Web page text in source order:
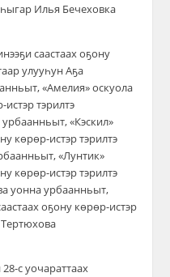
Илья Бечеховка
саастаах оҕону
улууһун Аҕа
«Амелия» оскуола
тэрилтэ
«Кэскил»
көрөр-истэр тэрилтэ
«Лунтик»
көрөр-истэр тэрилтэ
уонна урбаанньыт,
оҕону көрөр-истэр
с уочараттаах